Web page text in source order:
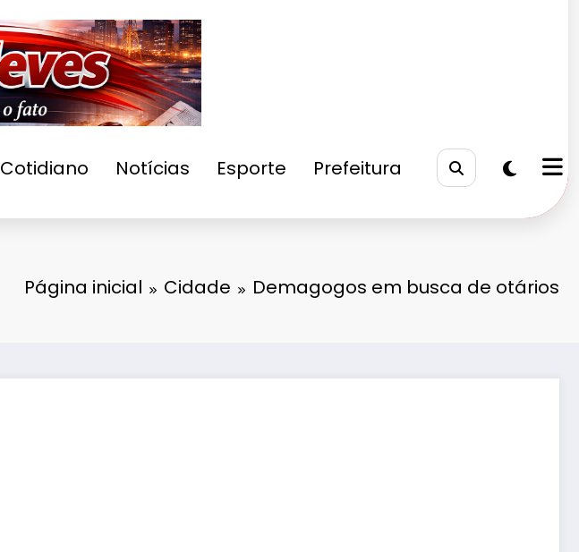
Cotidiano Notícias Esporte Prefeitura
Página inicial Cidade Demagogos em busca de otários